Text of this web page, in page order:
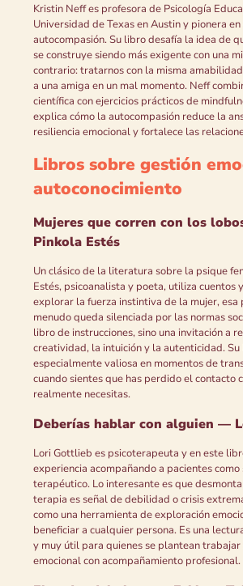
Kristin Neff es profesora de Psicología
Universidad de Texas en Austin y pionera
autocompasión. Su libro desafía la idea de
se construye siendo más exigente con una
contrario: tratarnos con la misma
a una amiga en un mal momento. Neff
científica con ejercicios prácticos de
explica cómo la autocompasión reduce la
resiliencia emocional y fortalece las
Libros sobre gestión
autoconocimiento
Mujeres que corren con los
Pinkola Estés
Un clásico de la literatura sobre la psique
Estés, psicoanalista y poeta, utiliza cuentos
explorar la fuerza instintiva de la mujer, esa
menudo queda silenciada por las normas
libro de instrucciones, sino una invitación a
creatividad, la intuición y la autenticidad. Su
especialmente valiosa en momentos de
cuando sientes que has perdido el contacto
realmente necesitas.
Deberías hablar con alguien —
Lori Gottlieb es psicoterapeuta y en este
experiencia acompañando a pacientes
terapéutico. Lo interesante es que
terapia es señal de debilidad o crisis
como una herramienta de exploración
beneficiar a cualquier persona. Es una
y muy útil para quienes se plantean trabajar
emocional con acompañamiento profesional.